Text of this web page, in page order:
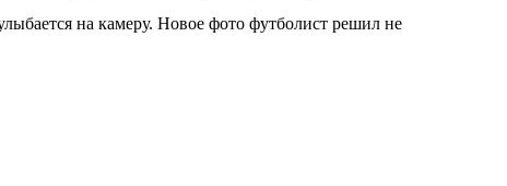
на камеру. Новое фото футболист решил не